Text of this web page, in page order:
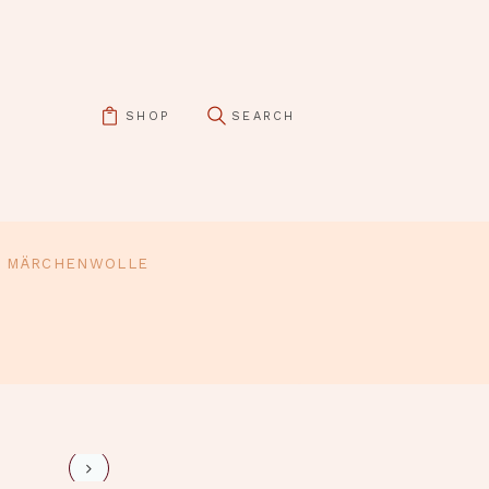
SHOP
MÄRCHENWOLLE
lisa-14